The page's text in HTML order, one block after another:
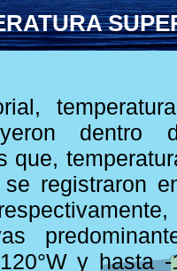
dentro
que,
se registraron
y hasta -